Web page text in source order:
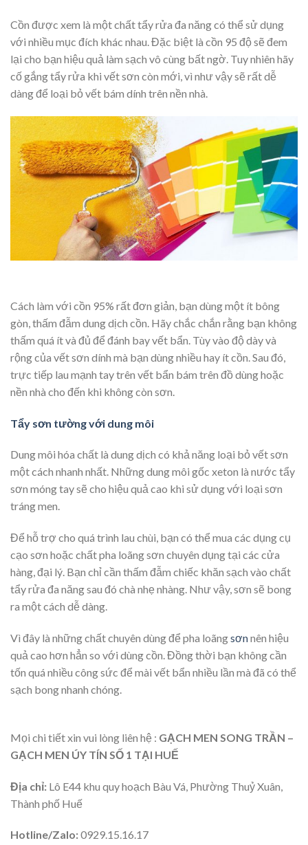
Cồn được xem là một chất tẩy rửa đa năng có thể sử dụng
với nhiều mục đích khác nhau. Đặc biệt là cồn 95 độ sẽ đem
lại cho bạn hiệu quả làm sạch vô cùng bất ngờ. Tuy nhiên hãy
cố gắng tẩy rửa khi vết sơn còn mới, vì như vậy sẽ rất dễ
dàng để loại bỏ vết bám dính trên nền nhà.
Cách làm với cồn 95% rất đơn giản, bạn dùng một ít bông
gòn, thấm đẫm dung dịch cồn. Hãy chắc chắn rằng bạn không
thấm quá ít và đủ để đánh bay vết bẩn. Tùy vào độ dày và
rộng của vết sơn dính mà bạn dùng nhiều hay ít cồn. Sau đó,
trực tiếp lau mạnh tay trên vết bẩn bám trên đồ dùng hoặc
nền nhà cho đến khi không còn sơn.
Tẩy sơn tường với dung môi
Dung môi hóa chất là dung dịch có khả năng loại bỏ vết sơn
một cách nhanh nhất. Những dung môi gốc xeton là nước tẩy
sơn móng tay sẽ cho hiệu quả cao khi sử dụng với loại sơn
tráng men.
Để hỗ trợ cho quá trình lau chùi, bạn có thể mua các dụng cụ
cạo sơn hoặc chất pha loãng sơn chuyên dụng tại các cửa
hàng, đại lý. Bạn chỉ cần thấm đẫm chiếc khăn sạch vào chất
tẩy rửa đa năng sau đó chà nhẹ nhàng. Như vậy, sơn sẽ bong
ra một cách dễ dàng.
Vì đây là những chất chuyên dùng để pha loãngsơnnên hiệu
quả cao hơn hẳn so với dùng cồn. Đồng thời bạn không cần
tốn quá nhiều công sức để mài vết bẩn nhiều lần mà đã có thể
sạch bong nhanh chóng.
Mọi chi tiết xin vui lòng liên hệ : GẠCH MEN SONG TRẦN –
GẠCH MEN ÚY TÍN SỐ 1 TẠI HUẾ
Địa chỉ: Lô E44 khu quy hoạch Bàu Vá, Phường Thuỷ Xuân,
Thành phố Huế
Hotline/Zalo:0929.15.16.17